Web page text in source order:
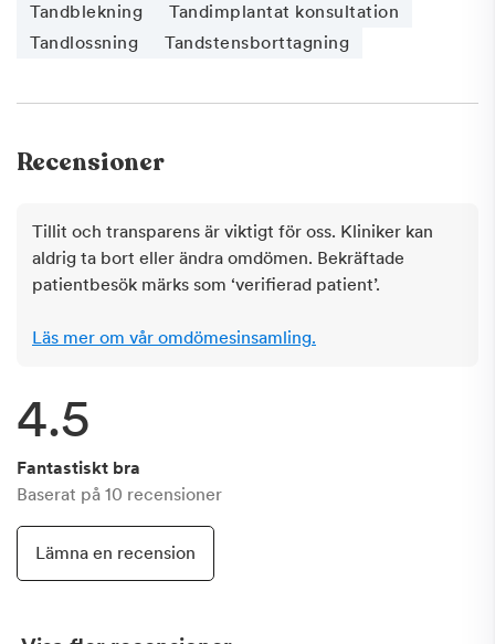
Tandblekning
Tandimplantat konsultation
Tandlossning
Tandstensborttagning
Recensioner
Tillit och transparens är viktigt för oss. Kliniker kan
aldrig ta bort eller ändra omdömen. Bekräftade
patientbesök märks som ‘verifierad patient’.
Läs mer om vår omdömesinsamling.
4.5
Fantastiskt bra
Baserat på 10 recensioner
Lämna en recension